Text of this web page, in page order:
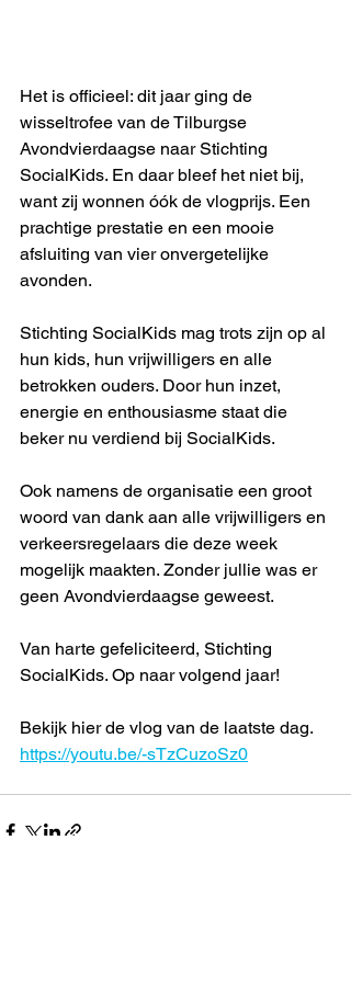
Het is officieel: dit jaar ging de
wisseltrofee van de Tilburgse
Avondvierdaagse naar Stichting
SocialKids. En daar bleef het niet bij,
want zij wonnen óók de vlogprijs. Een
prachtige prestatie en een mooie
afsluiting van vier onvergetelijke
avonden.
Stichting SocialKids mag trots zijn op al
hun kids, hun vrijwilligers en alle
betrokken ouders. Door hun inzet,
energie en enthousiasme staat die
beker nu verdiend bij SocialKids.
Ook namens de organisatie een groot
woord van dank aan alle vrijwilligers en
verkeersregelaars die deze week
mogelijk maakten. Zonder jullie was er
geen Avondvierdaagse geweest.
Van harte gefeliciteerd, Stichting
SocialKids. Op naar volgend jaar!
Bekijk hier de vlog van de laatste dag.
https://youtu.be/-sTzCuzoSz0